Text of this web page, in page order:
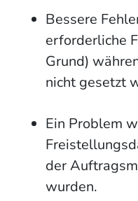
Bessere
erforderliche
Grund)
nicht gesetzt
Ein Problem
der
wurden.